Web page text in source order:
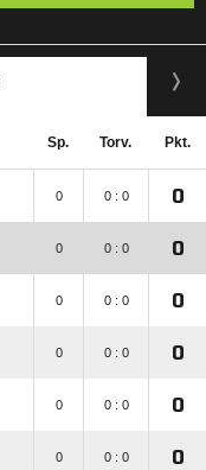
Sp. Torv. Pkt.
0 0 : 0 0
0 0 : 0 0
0 0 : 0 0
0 0 : 0 0
0 0 : 0 0
0 0 : 0 0